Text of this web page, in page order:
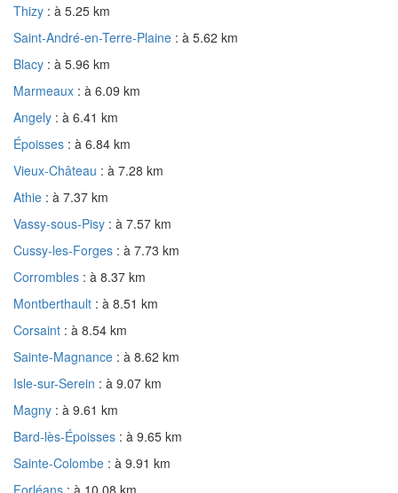
Thizy : à 5.25 km
Saint-André-en-Terre-Plaine : à 5.62 km
Blacy : à 5.96 km
Marmeaux : à 6.09 km
Angely : à 6.41 km
Époisses : à 6.84 km
Vieux-Château : à 7.28 km
Athie : à 7.37 km
Vassy-sous-Pisy : à 7.57 km
Cussy-les-Forges : à 7.73 km
Corrombles : à 8.37 km
Montberthault : à 8.51 km
Corsaint : à 8.54 km
Sainte-Magnance : à 8.62 km
Isle-sur-Serein : à 9.07 km
Magny : à 9.61 km
Bard-lès-Époisses : à 9.65 km
Sainte-Colombe : à 9.91 km
Forléans : à 10.08 km